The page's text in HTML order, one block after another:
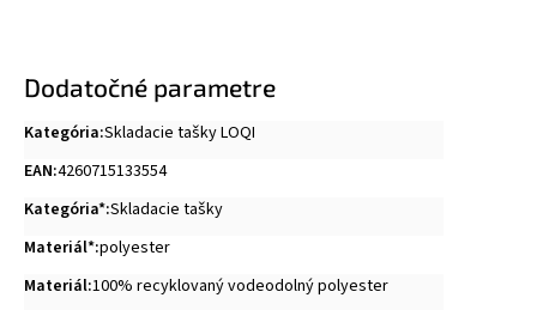
Dodatočné parametre
Kategória:Skladacie tašky LOQI
EAN:4260715133554
Kategória*:Skladacie tašky
Materiál*:polyester
Materiál:100% recyklovaný vodeodolný polyester